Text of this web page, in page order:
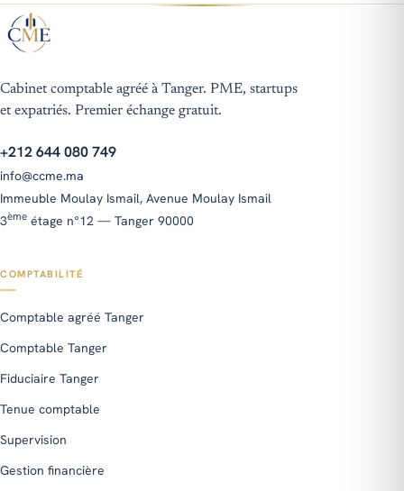
Cabinet comptable agréé à Tanger. PME, startups
et expatriés. Premier échange gratuit.
+212 644 080 749
info@ccme.ma
Immeuble Moulay Ismail, Avenue Moulay Ismail
3èmeième
étage n°12 — Tanger 90000
COMPTABILITÉ
Comptable agréé Tanger
Comptable Tanger
Fiduciaire Tanger
Tenue comptable
Supervision
Gestion financière